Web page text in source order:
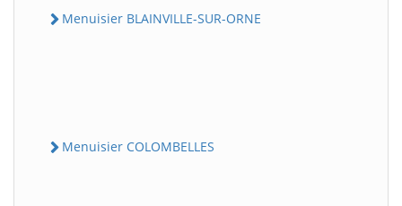
Menuisier BLAINVILLE-SUR-ORNE
Menuisier COLOMBELLES